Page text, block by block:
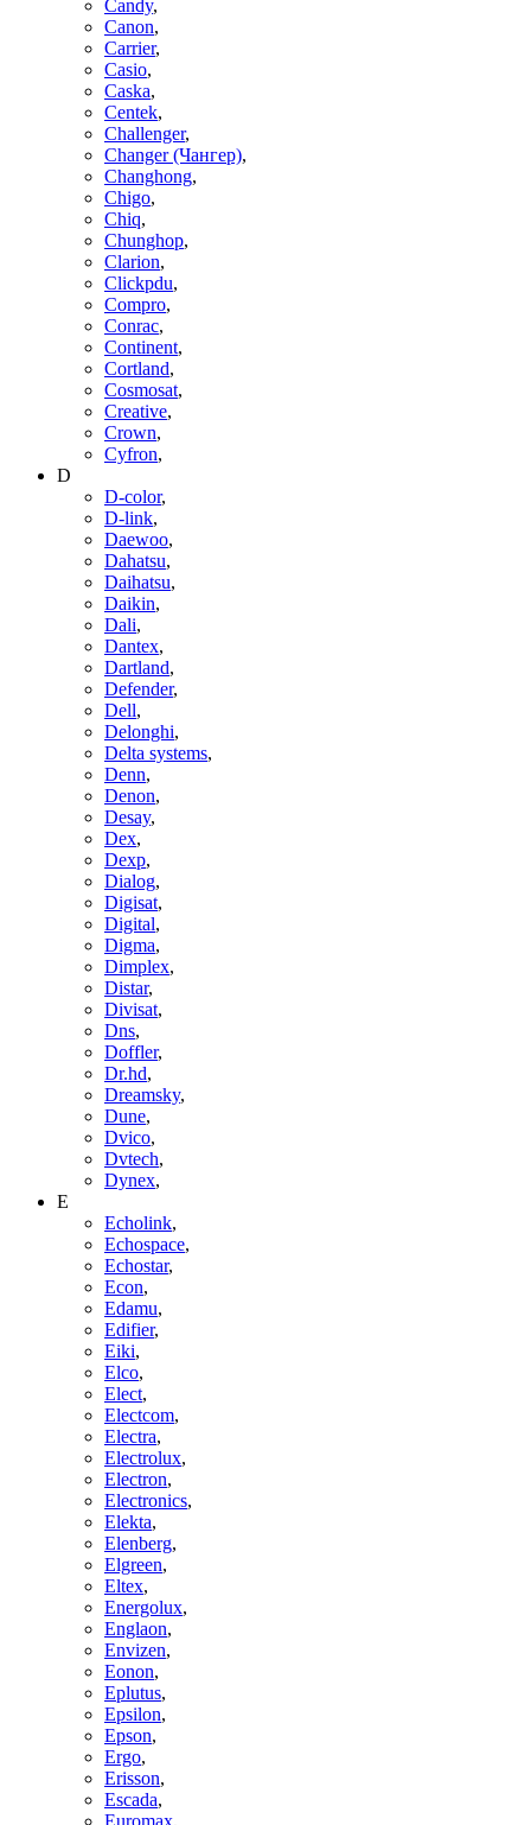
Candy,
Canon,
Carrier,
Casio,
Caska,
Centek,
Challenger,
Changer (Чангер),
Changhong,
Chigo,
Chiq,
Chunghop,
Clarion,
Clickpdu,
Compro,
Conrac,
Continent,
Cortland,
Cosmosat,
Creative,
Crown,
Cyfron,
D
D-color,
D-link,
Daewoo,
Dahatsu,
Daihatsu,
Daikin,
Dali,
Dantex,
Dartland,
Defender,
Dell,
Delonghi,
Delta systems,
Denn,
Denon,
Desay,
Dex,
Dexp,
Dialog,
Digisat,
Digital,
Digma,
Dimplex,
Distar,
Divisat,
Dns,
Doffler,
Dr.hd,
Dreamsky,
Dune,
Dvico,
Dvtech,
Dynex,
E
Echolink,
Echospace,
Echostar,
Econ,
Edamu,
Edifier,
Eiki,
Elco,
Elect,
Electcom,
Electra,
Electrolux,
Electron,
Electronics,
Elekta,
Elenberg,
Elgreen,
Eltex,
Energolux,
Englaon,
Envizen,
Eonon,
Eplutus,
Epsilon,
Epson,
Ergo,
Erisson,
Escada,
Euromax,